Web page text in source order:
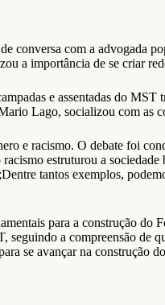
conversa com a advogada
a importância de se criar
e assentadas do
Lago, socializou com as
e racismo. O debate foi
estruturou a
tantos exemplos,
para a construção
seguindo a compreensão de
se avançar na construção